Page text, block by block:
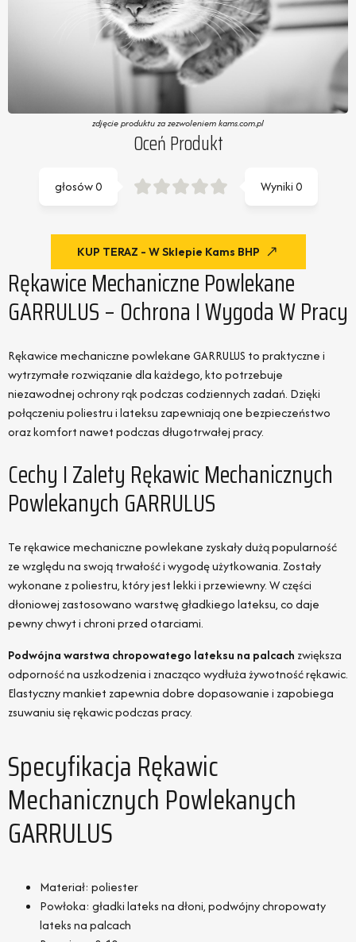
zdjęcie produktu za zezwoleniem kams.com.pl
Oceń Produkt
Wyniki0
głosów0
KUP TERAZ - W Sklepie Kams BHP
Rękawice Mechaniczne Powlekane
GARRULUS – Ochrona I Wygoda W Pracy
Rękawice mechaniczne powlekane GARRULUS to praktyczne i
wytrzymałe rozwiązanie dla każdego, kto potrzebuje
niezawodnej ochrony rąk podczas codziennych zadań. Dzięki
połączeniu poliestru i lateksu zapewniają one bezpieczeństwo
oraz komfort nawet podczas długotrwałej pracy.
Cechy I Zalety Rękawic Mechanicznych
Powlekanych GARRULUS
Te rękawice mechaniczne powlekane zyskały dużą popularność
ze względu na swoją trwałość i wygodę użytkowania. Zostały
wykonane z poliestru, który jest lekki i przewiewny. W części
dłoniowej zastosowano warstwę gładkiego lateksu, co daje
pewny chwyt i chroni przed otarciami.
Podwójna warstwa chropowatego lateksu na palcach zwiększa
odporność na uszkodzenia i znacząco wydłuża żywotność rękawic.
Elastyczny mankiet zapewnia dobre dopasowanie i zapobiega
zsuwaniu się rękawic podczas pracy.
Specyfikacja Rękawic
Mechanicznych Powlekanych
GARRULUS
Materiał: poliester
Powłoka: gładki lateks na dłoni, podwójny chropowaty
lateks na palcach